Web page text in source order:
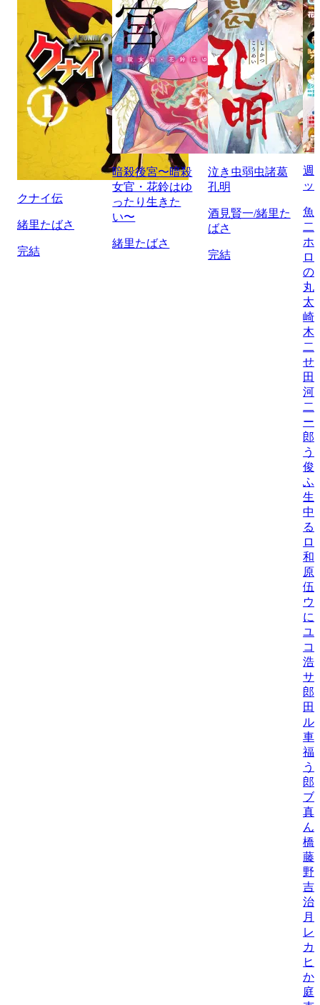
クナイ伝
緒里たばさ
完結
暗殺後宮〜暗殺
女官・花鈴はゆ
ったり生きた
い〜
緒里たばさ
泣き虫弱虫諸葛
孔明
酒見賢一/緒里た
ばさ
完結
週
ッ
魚
二
ホ
ロ
の
丸
太
崎
木
二
せ
田
河
二
ー
郎
う
俊/
ふ
生
中
る
ロ
和
原
伍/
ウ
に
ユ
コ
浩
サ
郎
田
ル
車/
福
う
郎
ブ
真
ん
橋
藤
野
吉
治/
月
レ
カ
ヒ
か
庭/